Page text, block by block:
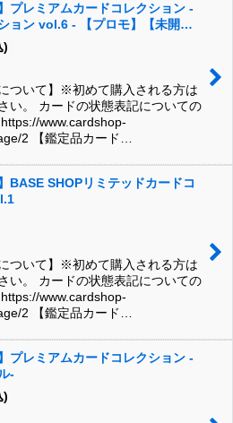
プレミアムカードコレクション -
ョン vol.6 - 【プロモ】【未開
)
ついて】※初めて購入される方は
い。 カードの状態表記についての
www.cardshop-
2 【鑑定品カード…
BASE SHOPリミテッドカードコ
ついて】※初めて購入される方は
い。 カードの状態表記についての
www.cardshop-
2 【鑑定品カード…
プレミアムカードコレクション -
-
)